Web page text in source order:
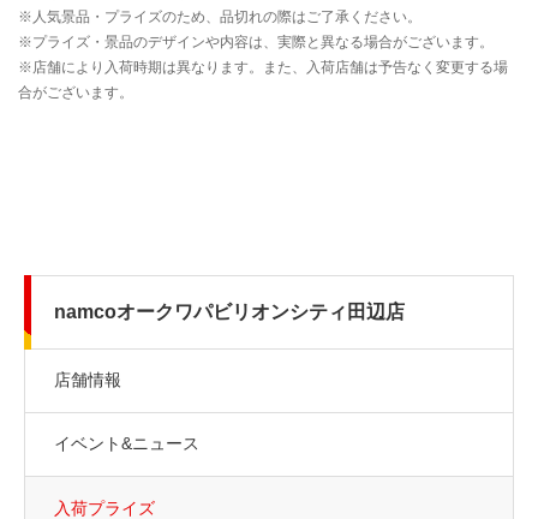
namcoオークワパビリオンシティ田辺店
店舗情報
イベント&ニュース
入荷プライズ